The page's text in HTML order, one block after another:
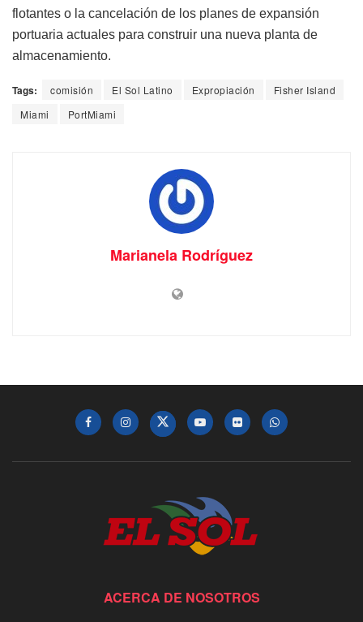
flotantes o la cancelación de los planes de expansión
portuaria actuales para construir una nueva planta de
almacenamiento.
Tags: comisión El Sol Latino Expropiación
Fisher Island
Miami
PortMiami
Marianela Rodríguez
ACERCA DE NOSOTROS